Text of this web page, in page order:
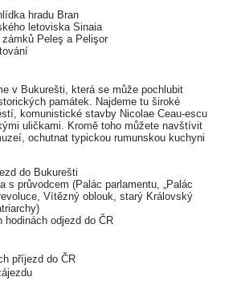
hradu Bran
letoviska Sinaia
zámků Peleş a Pelişor
v Bukurešti, která se může pochlubit
památek. Najdeme tu široké
komunistické stavby Nicolae Ceau-escu
uličkami. Kromě toho můžete navštívit
ochutnat typickou rumunskou kuchyni
do Bukurešti
s průvodcem (Palác parlamentu, „Palác
Vítězný oblouk, starý Královský
hodinách odjezd do ČR
příjezd do ČR